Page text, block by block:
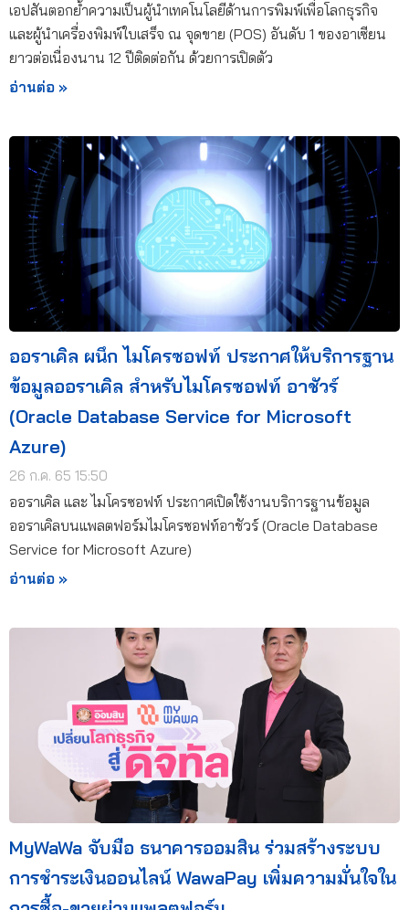
เอปสันตอกย้ำความเป็นผู้นำเทคโนโลยีด้านการพิมพ์เพื่อโลกธุรกิจ
และผู้นำเครื่องพิมพ์ใบเสร็จ ณ จุดขาย (POS) อันดับ 1 ของอาเซียน
ยาวต่อเนื่องนาน 12 ปีติดต่อกัน ด้วยการเปิดตัว
อ่านต่อ »
ออราเคิล ผนึก ไมโครซอฟท์ ประกาศให้บริการฐาน
ข้อมูลออราเคิล สำหรับไมโครซอฟท์ อาชัวร์
(Oracle Database Service for Microsoft
Azure)
26 ก.ค. 65 15:50
ออราเคิล และ ไมโครซอฟท์ ประกาศเปิดใช้งานบริการฐานข้อมูล
ออราเคิลบนแพลตฟอร์มไมโครซอฟท์อาชัวร์ (Oracle Database
Service for Microsoft Azure)
อ่านต่อ »
MyWaWa จับมือ ธนาคารออมสิน ร่วมสร้างระบบ
การชำระเงินออนไลน์ WawaPay เพิ่มความมั่นใจใน